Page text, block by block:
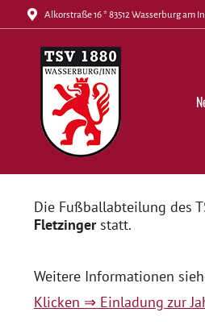
Alkorstraße 16 * 83512 Wasserburg am
Die Fußballabteilung des
Fletzingerstatt.
Weitere Informationen
Klicken ⇒ Einladung zur
News DFB